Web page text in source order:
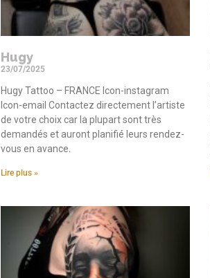
Hugy
23/07/2025
Hugy Tattoo – FRANCE Icon-instagram
Icon-email Contactez directement l’artiste
de votre choix car la plupart sont très
demandés et auront planifié leurs rendez-
vous en avance.
Lire plus »